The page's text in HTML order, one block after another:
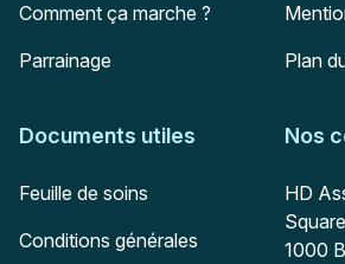
Comment ça marche ?
Parrainage
Plan
Documents utiles
Feuille de soins
Conditions générales
Nos
HD
1000